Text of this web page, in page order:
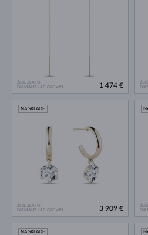
ŽLTÉ ZLATO
DIAMANT LAB GROWN
1 474 €
ŽLTÉ ZLATO
DIAMANT LAB GROWN
NA SKLADE
3 909 €
NA SKLADE